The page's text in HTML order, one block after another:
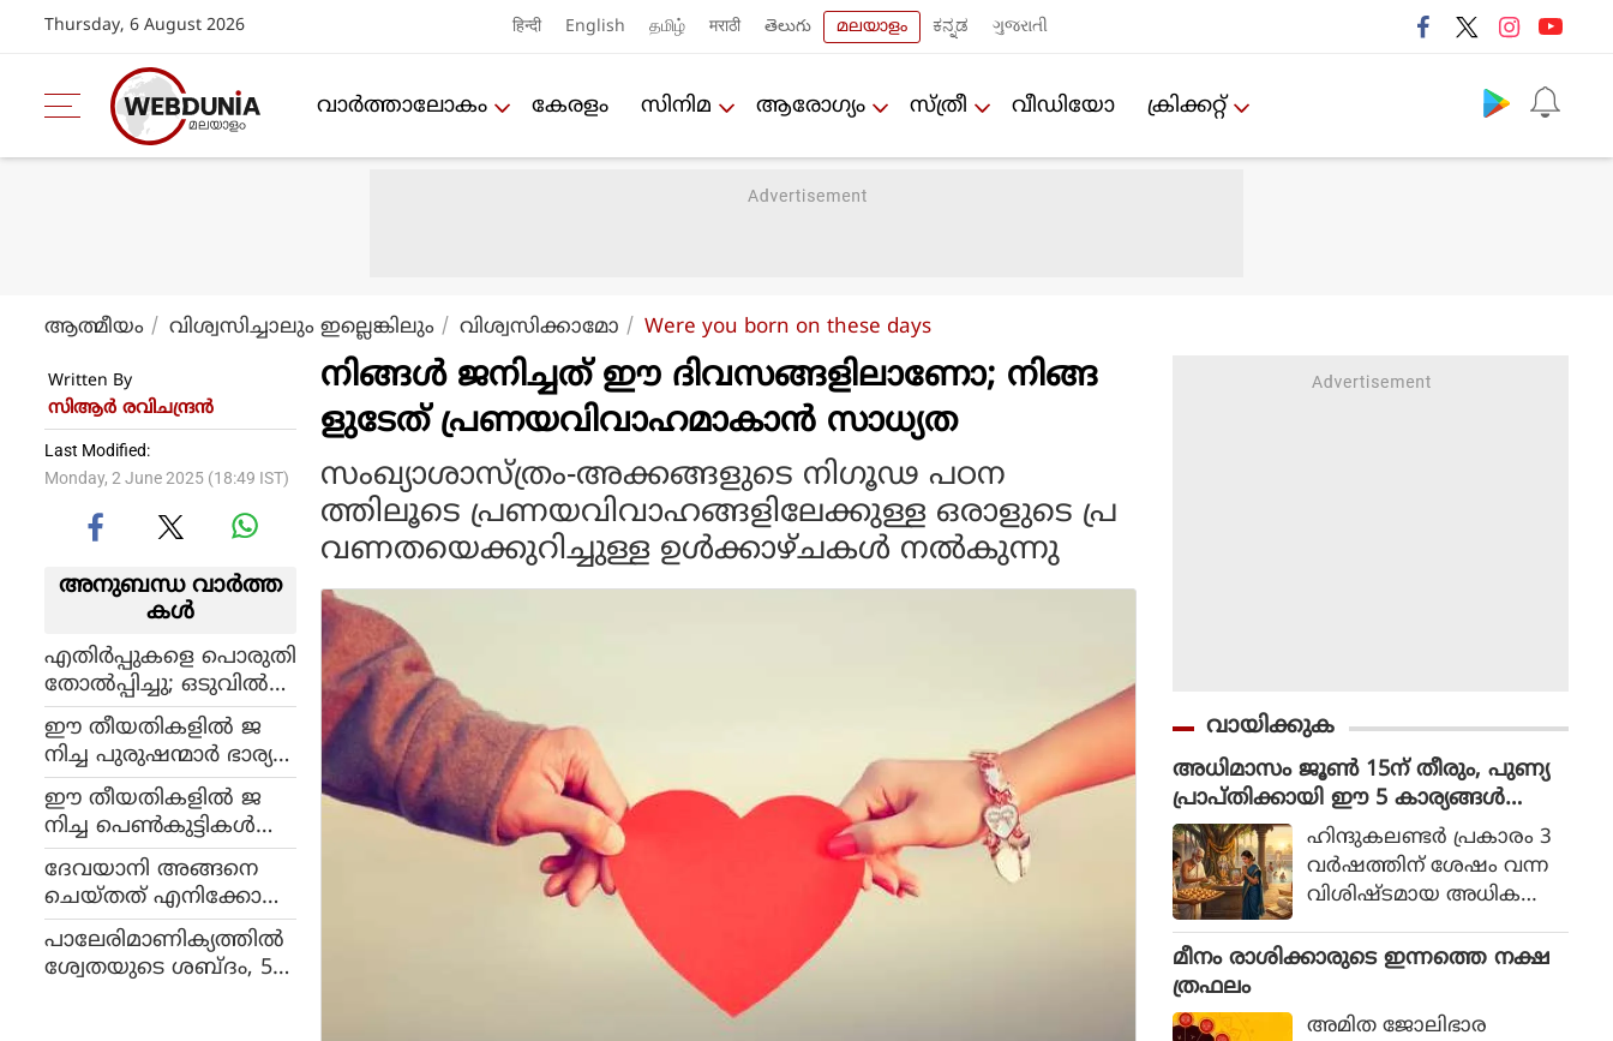
Thursday, 6 August 2026 हिन्दी English தமிழ் मराठी తెలుగు മലയാളം ಕನ್ನಡ ગુજરાતી
വാര്‍ത്താലോകം കേരളം സിനിമ ആരോഗ്യം സ്ത്രീ വീഡിയോ ക്രിക്കറ്റ്‌
ആത്മീയം വിശ്വസിച്ചാലും ഇല്ലെങ്കിലും വിശ്വസിക്കാമോ Were you born on these days
Written By
സിആര്‍ രവിചന്ദ്രന്‍
Last Modified:
Monday, 2 June 2025 (18:49 IST)
അനുബന്ധ വാര്‍ത്ത
കള്‍
എതിർപ്പുകളെ പൊരുതി
തോൽപ്പിച്ചു; ഒടുവിൽ
പ്രണയസാഫല്യം, നടി ന
യന വിവാഹിതയായി
ഈ തീയതികളില്‍ ജ
നിച്ച പുരുഷന്മാര്‍ ഭാര്യ
മാരുമായി പതിവായി വ
ഴക്കുണ്ടാക്കാറുണ്ട്,
നിങ്ങള്‍ ഇതിലുണ്ടോ?
ഈ തീയതികളില്‍ ജ
നിച്ച പെണ്‍കുട്ടികള്‍
നുണ പറയുന്നതില്‍
വിദഗ്ധരാണ്, അവരെ
വിശ്വസിക്കുന്നതിന്
മുമ്പ് രണ്ടുതവണ
ചിന്തിക്കുക
ദേവയാനി അങ്ങനെ
ചെയ്തത് എനിക്കോരു
ഷോക്കായിരുന്നു, അവ
ളെ പറ്റി ആരും അങ്ങ
നെ ചിന്തിച്ചിരുന്നില്ല: രംഭ
പാലേരിമാണിക്യത്തില്‍
ശ്വേതയുടെ ശബ്ദം, 54
നിങ്ങള്‍ ജനിച്ചത് ഈ ദിവസങ്ങളിലാണോ; നിങ്ങ
ളുടേത് പ്രണയവിവാഹമാകാന്‍ സാധ്യത
സംഖ്യാശാസ്ത്രം-അക്കങ്ങളുടെ നിഗൂഢ പഠന
ത്തിലൂടെ പ്രണയവിവാഹങ്ങളിലേക്കുള്ള ഒരാളുടെ പ്ര
വണതയെക്കുറിച്ചുള്ള ഉള്‍ക്കാഴ്ചകള്‍ നല്‍കുന്നു
വായിക്കുക
അധിമാസം ജൂൺ 15ന് തീരും, പുണ്യ
പ്രാപ്തിക്കായി ഈ 5 കാര്യങ്ങൾ
ചെയ്യാൻ ഇനിയും വൈകരുത്
ഹിന്ദുകലണ്ടര്‍ പ്രകാരം 3
വര്‍ഷത്തിന് ശേഷം വന്ന
വിശിഷ്ടമായ അധിക
അവസാനിക്കാനിരിക്കുക
മീനം രാശിക്കാരുടെ ഇന്നത്തെ നക്ഷ
ത്രഫലം
അമിത ജോലിഭാര